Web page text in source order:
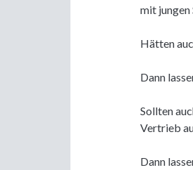
mit jungen
Hätten
Dann
Sollten
Vertrieb
Dann